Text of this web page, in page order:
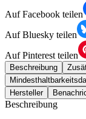
Auf Facebook teilen
Auf Bluesky teilen
Auf Pinterest teilen
Beschreibung
Hersteller
Beschreibung